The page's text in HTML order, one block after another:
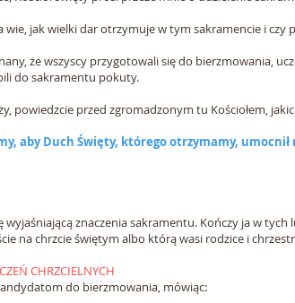
wie, jak wielki dar otrzymuje w tym sakramencie i czy
że wszyscy przygotowali się do bierzmowania,
do sakramentu pokuty.
powiedzcie przed zgromadzonym tu Kościołem,
aby Duch Święty, którego otrzymamy,
wyjaśniającą znaczenia sakramentu. Kończy ja w
na chrzcie świętym albo którą wasi rodzice i
CHRZCIELNYCH
do bierzmowania, mówiąc: